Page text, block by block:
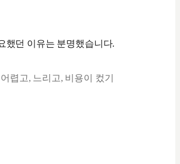
했던 이유는 분명했습니다.
렵고, 느리고, 비용이 컸기